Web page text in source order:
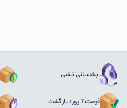
پشتیبانی تلفنی
فرصت 7 روزه بازگشت